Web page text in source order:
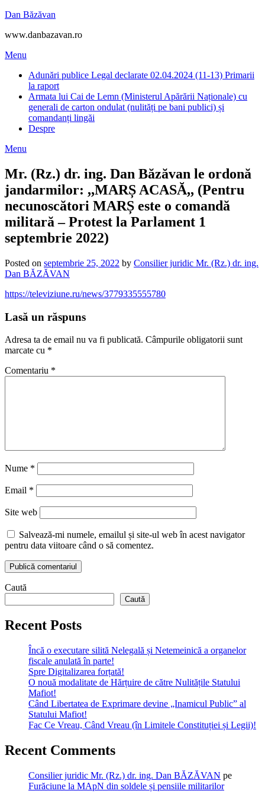
Skip
content
Dan Băzăvan
www.danbazavan.ro
Menu
Adunări publice Legal declarate 02.04.2024 (11-13) Primarii
la raport
Armata lui Cai de Lemn (Ministerul Apărării Naționale) cu
generali de carton ondulat (nulități pe bani publici) și
comandanți lingăi
Despre
Menu
Mr. (Rz.) dr. ing. Dan Băzăvan le ordonă
jandarmilor: ,,MARȘ ACASĂ,, (Pentru
necunoscători MARȘ este o comandă
militară – Protest la Parlament 1
septembrie 2022)
Posted on septembrie 25, 2022 by Consilier juridic Mr. (Rz.) dr. ing.
Dan BĂZĂVAN
https://televiziune.ru/news/3779335555780
Lasă un răspuns
Adresa ta de email nu va fi publicată. Câmpurile obligatorii sunt
marcate cu *
Comentariu *
Nume *
Email *
Site web
Salvează-mi numele, emailul și site-ul web în acest navigator
pentru data viitoare când o să comentez.
Caută
Caută
Recent Posts
Încă o executare silită Nelegală și Netemeinică a organelor
fiscale anulată în parte!
Spre Digitalizarea forțată!
O nouă modalitate de Hărțuire de către Nulitățile Statului
Mafiot!
Când Libertatea de Exprimare devine „Inamicul Public” al
Statului Mafiot!
Fac Ce Vreau, Când Vreau (în Limitele Constituției și Legii)!
Recent Comments
Consilier juridic Mr. (Rz.) dr. ing. Dan BĂZĂVAN pe
Furăciune la MApN din soldele și pensiile militarilor